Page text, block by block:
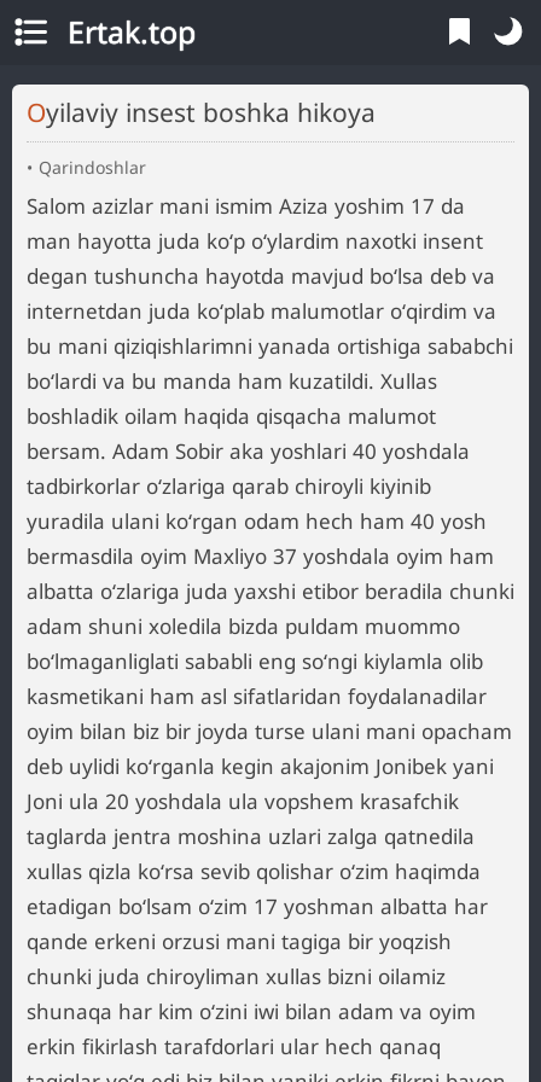
Ertak.top
Oyilaviy insest boshka hikoya
Qarindoshlar
Salom azizlar mani ismim Aziza yoshim 17 da
man hayotta juda koʻp oʻylardim naxotki insent
degan tushuncha hayotda mavjud boʻlsa deb va
internetdan juda koʻplab malumotlar oʻqirdim va
bu mani qiziqishlarimni yanada ortishiga sababchi
boʻlardi va bu manda ham kuzatildi. Xullas
boshladik oilam haqida qisqacha malumot
bersam. Adam Sobir aka yoshlari 40 yoshdala
tadbirkorlar oʻzlariga qarab chiroyli kiyinib
yuradila ulani koʻrgan odam hech ham 40 yosh
bermasdila oyim Maxliyo 37 yoshdala oyim ham
albatta oʻzlariga juda yaxshi etibor beradila chunki
adam shuni xoledila bizda puldam muommo
boʻlmaganliglati sababli eng soʻngi kiylamla olib
kasmetikani ham asl sifatlaridan foydalanadilar
oyim bilan biz bir joyda turse ulani mani opacham
deb uylidi koʻrganla kegin akajonim Jonibek yani
Joni ula 20 yoshdala ula vopshem krasafchik
taglarda jentra moshina uzlari zalga qatnedila
xullas qizla koʻrsa sevib qolishar oʻzim haqimda
etadigan boʻlsam oʻzim 17 yoshman albatta har
qande erkeni orzusi mani tagiga bir yoqzish
chunki juda chiroyliman xullas bizni oilamiz
shunaqa har kim oʻzini iwi bilan adam va oyim
erkin fikirlash tarafdorlari ular hech qanaq